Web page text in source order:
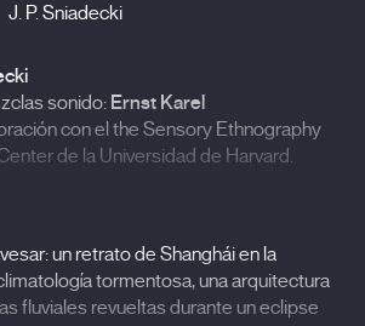
J. P. Sniadecki
sonido: Ernst Karel
con el the Sensory Ethnography
de la Universidad de Harvard.
Film Festival
Aires
un retrato de Shanghái en la
tormentosa, una arquitectura
fluviales revueltas durante un eclipse